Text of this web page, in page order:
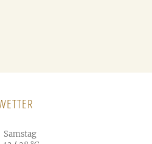
Samstag